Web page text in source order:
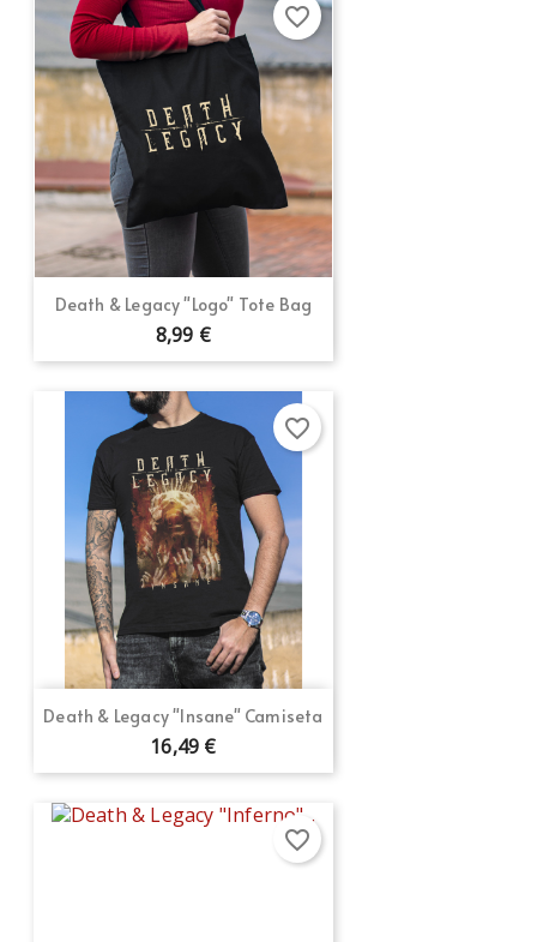
Death & Legacy "Logo" Tote Bag
8,99 €
favorite_border
Death & Legacy "Insane" Camiseta
16,49 €
favorite_border
favorite_border